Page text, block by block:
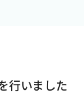
行いました